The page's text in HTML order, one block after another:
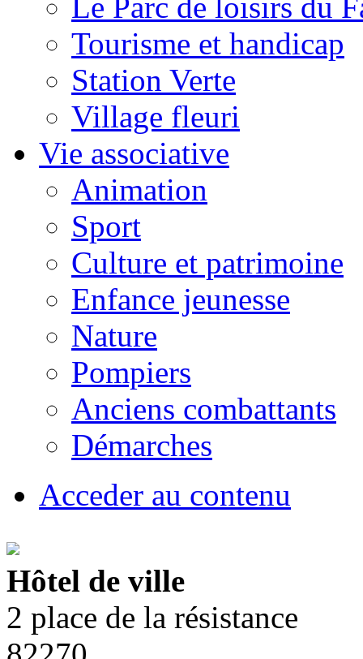
Tourisme et handicap
Station Verte
Village fleuri
Vie associative
Animation
Sport
Culture et patrimoine
Enfance jeunesse
Nature
Pompiers
Anciens combattants
Démarches
Acceder au contenu
Hôtel de ville
2 place de la résistance